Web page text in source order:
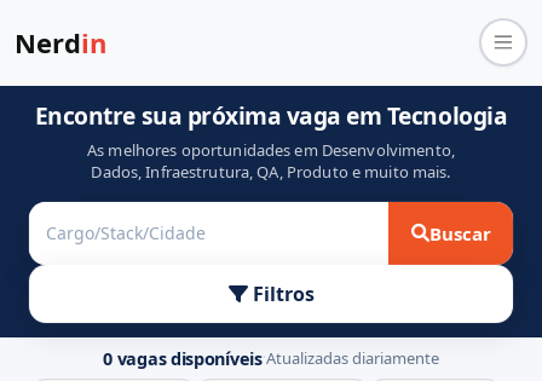
Nerdin
Encontre sua próxima vaga em Tecnologia
As melhores oportunidades em Desenvolvimento,
Dados, Infraestrutura, QA, Produto e muito mais.
Buscar
Filtros
0 vagas disponíveis·Atualizadas diariamente